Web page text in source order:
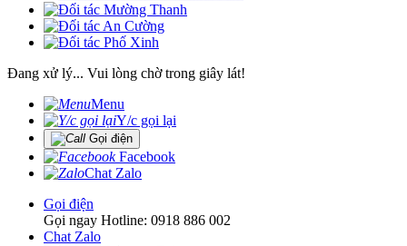
Đang xử lý... Vui lòng chờ trong giây lát!
Menu
Y/c gọi lại
Gọi điện
Facebook
Chat Zalo
Gọi điện
Gọi ngay Hotline: 0918 886 002
Chat Zalo